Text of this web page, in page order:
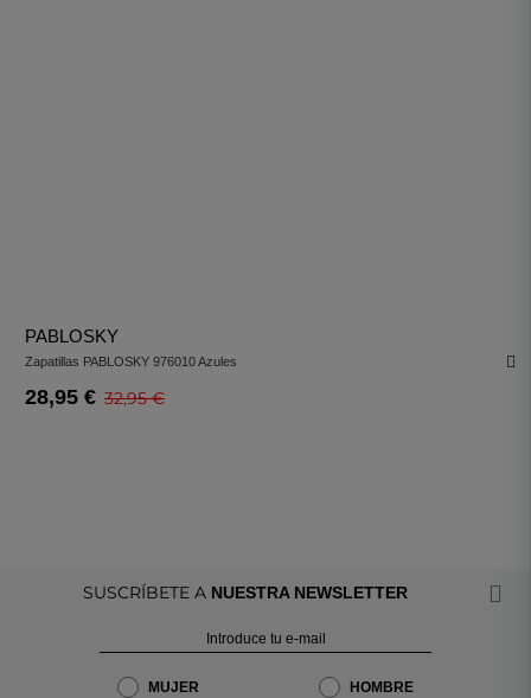
PABLOSKY
Zapatillas PABLOSKY 976010 Azules
28,95 € 32,95 €
SUSCRÍBETE A NUESTRA NEWSLETTER
MUJER HOMBRE